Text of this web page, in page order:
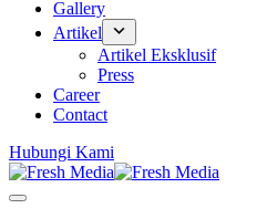
Gallery
Artikel
Artikel Eksklusif
Press
Career
Contact
Hubungi Kami